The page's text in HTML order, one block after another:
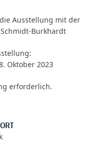
Ausstellung mit der
Burkhardt
Oktober 2023
erforderlich.